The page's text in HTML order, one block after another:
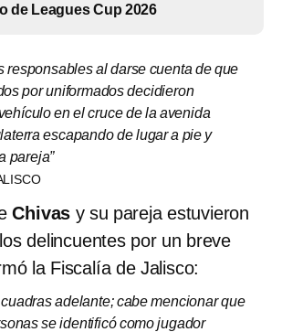
de Leagues Cup 2026
responsables al darse cuenta de que
por uniformados decidieron
en el cruce de la avenida
escapando de lugar a pie y
pareja”
Chivas y su pareja estuvieron
delincuentes por un breve
la Fiscalía de Jalisco:
adelante; cabe mencionar que
se identificó como jugador